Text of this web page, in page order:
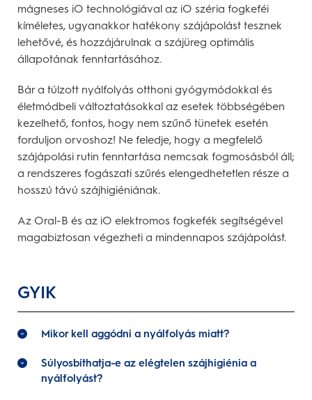
mágneses iO technológiával az iO széria fogkeféi
kíméletes, ugyanakkor hatékony szájápolást tesznek
lehetővé, és hozzájárulnak a szájüreg optimális
állapotának fenntartásához.
Bár a túlzott nyálfolyás otthoni gyógymódokkal és
életmódbeli változtatásokkal az esetek többségében
kezelhető, fontos, hogy nem szűnő tünetek esetén
forduljon orvoshoz! Ne feledje, hogy a megfelelő
szájápolási rutin fenntartása nemcsak fogmosásból áll;
a rendszeres fogászati szűrés elengedhetetlen része a
hosszú távú szájhigiéniának.
Az Oral-B és az iO elektromos fogkefék segítségével
magabiztosan végezheti a mindennapos szájápolást.
GYIK
Mikor kell aggódni a nyálfolyás miatt?
Súlyosbíthatja-e az elégtelen szájhigiénia a
nyálfolyást?